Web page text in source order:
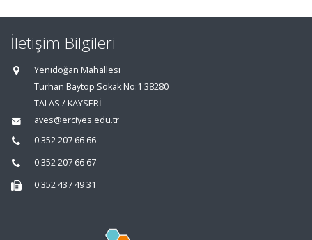
İletişim Bilgileri
Yenidoğan Mahallesi
Turhan Baytop Sokak No:1 38280
TALAS / KAYSERİ
aves@erciyes.edu.tr
0 352 207 66 66
0 352 207 66 67
0 352 437 49 31